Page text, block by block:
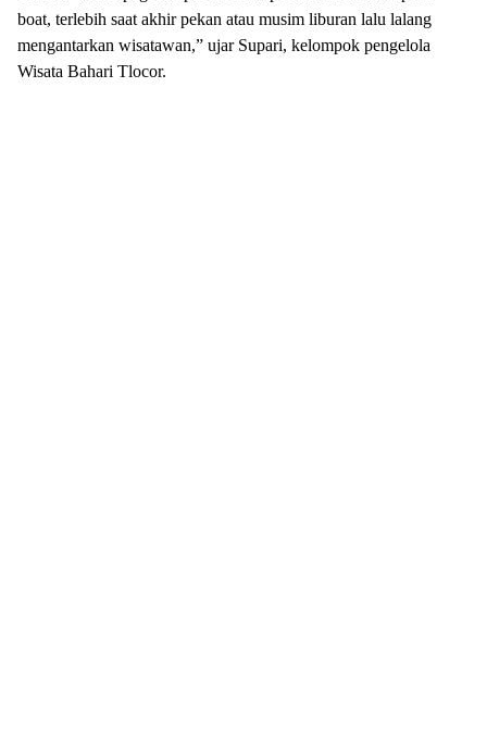
boat, terlebih saat akhir pekan atau musim liburan lalu lalang
mengantarkan wisatawan,” ujar Supari, kelompok pengelola
Wisata Bahari Tlocor.